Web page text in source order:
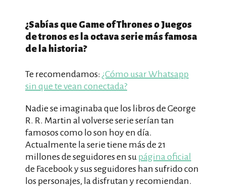
¿Sabías que Game of Thrones o Juegos
de tronos es la octava serie más famosa
de la historia?
Te recomendamos: ¿Cómo usar Whatsapp
sin que te vean conectada?
Nadie se imaginaba que los libros de George
R. R. Martin al volverse serie serían tan
famosos como lo son hoy en día.
Actualmente la serie tiene más de 21
millones de seguidores en su página oficial
de Facebook y sus seguidores han sufrido con
los personajes, la disfrutan y recomiendan.